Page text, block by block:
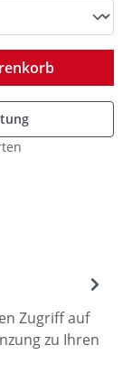
Zugriff auf
zu Ihren